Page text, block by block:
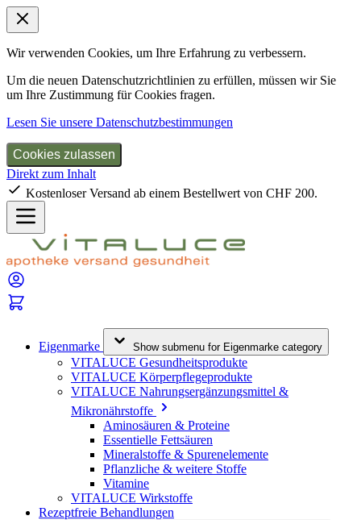
Wir verwenden Cookies, um Ihre Erfahrung zu verbessern.
Um die neuen Datenschutzrichtlinien zu erfüllen, müssen wir Sie
um Ihre Zustimmung für Cookies fragen.
Lesen Sie unsere Datenschutzbestimmungen
Cookies zulassen
Direkt zum Inhalt
Kostenloser Versand ab einem Bestellwert von CHF 200.
Eigenmarke Show submenu for Eigenmarke category
VITALUCE Gesundheitsprodukte
VITALUCE Körperpflegeprodukte
VITALUCE Nahrungsergänzungsmittel &
Mikronährstoffe
Aminosäuren & Proteine
Essentielle Fettsäuren
Mineralstoffe & Spurenelemente
Pflanzliche & weitere Stoffe
Vitamine
VITALUCE Wirkstoffe
Rezeptfreie Behandlungen